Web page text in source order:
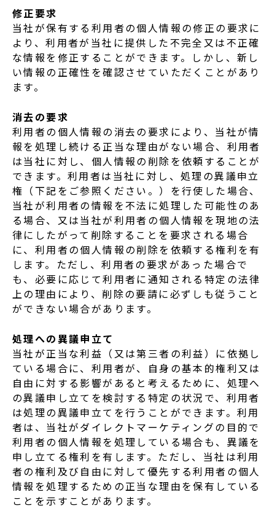
修正要求
当社が保有する利用者の個人情報の修正の要求に
より、利用者が当社に提供した不完全又は不正確
な情報を修正することができます。しかし、新し
い情報の正確性を確認させていただくことがあり
ます。
消去の要求
利用者の個人情報の消去の要求により、当社が情
報を処理し続ける正当な理由がない場合、利用者
は当社に対し、個人情報の削除を依頼することが
できます。利用者は当社に対し、処理の異議申立
権（下記をご参照ください。）を行使した場合、
当社が利用者の情報を不法に処理した可能性のあ
る場合、又は当社が利用者の個人情報を現地の法
律にしたがって削除することを要求される場合
に、利用者の個人情報の削除を依頼する権利を有
します。ただし、利用者の要求があった場合で
も、必要に応じて利用者に通知される特定の法律
上の理由により、削除の要請に必ずしも従うこと
ができない場合があります。
処理への異議申立て
当社が正当な利益（又は第三者の利益）に依拠し
ている場合に、利用者が、自身の基本的権利又は
自由に対する影響があると考えるために、処理へ
の異議申し立てを検討する特定の状況で、利用者
は処理の異議申立てを行うことができます。利用
者は、当社がダイレクトマーケティングの目的で
利用者の個人情報を処理している場合も、異議を
申し立てる権利を有します。ただし、当社は利用
者の権利及び自由に対して優先する利用者の個人
情報を処理するための正当な理由を保有している
ことを示すことがあります。